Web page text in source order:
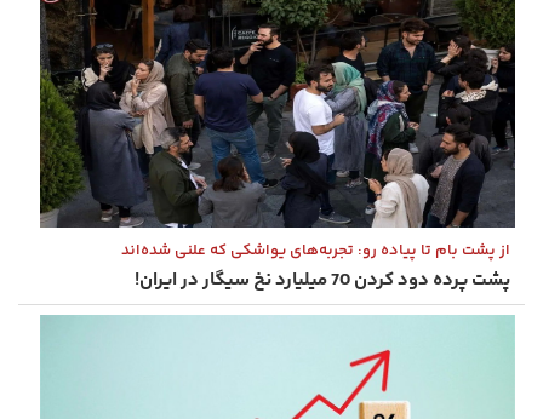
از پشت بام تا پیاده‌ رو: تجربه‌های یواشکی که علنی شده‌اند
پشت پرده دود کردن 70 میلیارد نخ سیگار در ایران!